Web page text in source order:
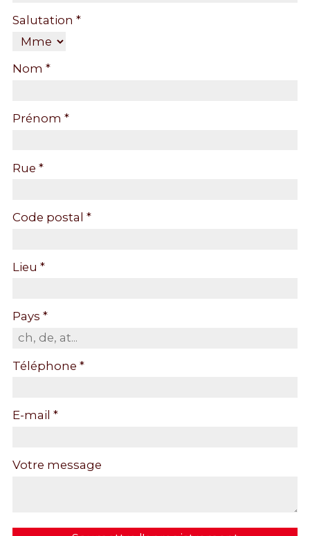
Salutation *
Nom *
Prénom *
Rue *
Code postal *
Lieu *
Pays *
Téléphone *
E-mail *
Votre message